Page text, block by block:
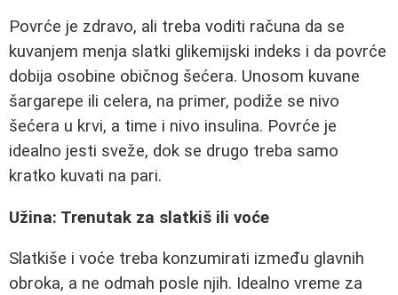
Povrće je zdravo, ali treba voditi računa da se
kuvanjem menja slatki glikemijski indeks i da povrće
dobija osobine običnog šećera. Unosom kuvane
šargarepe ili celera, na primer, podiže se nivo
šećera u krvi, a time i nivo insulina. Povrće je
idealno jesti sveže, dok se drugo treba samo
kratko kuvati na pari.
Užina: Trenutak za slatkiš ili voće
Slatkiše i voće treba konzumirati između glavnih
obroka, a ne odmah posle njih. Idealno vreme za